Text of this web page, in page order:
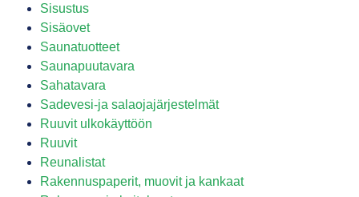
Sisustus
Sisäovet
Saunatuotteet
Saunapuutavara
Sahatavara
Sadevesi-ja salaojajärjestelmät
Ruuvit ulkokäyttöön
Ruuvit
Reunalistat
Rakennuspaperit, muovit ja kankaat